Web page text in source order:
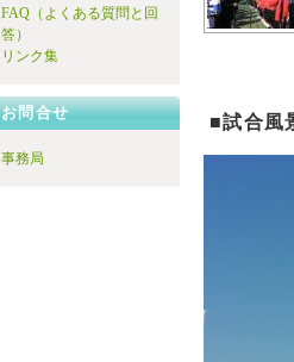
FAQ（よくある質問と回
答）
リンク集
お問合せ
事務局
■試合風